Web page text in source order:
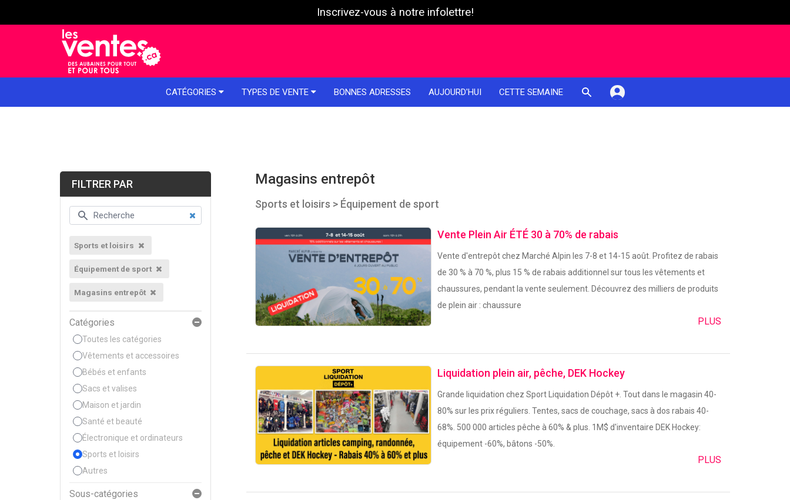
Inscrivez-vous à notre infolettre!
CATÉGORIES TYPES DE VENTE BONNES ADRESSES AUJOURD'HUI CETTE SEMAINE
FILTRER PAR
Sports et loisirs
Équipement de sport
Magasins entrepôt
Catégories
Toutes les catégories
Vêtements et accessoires
Bébés et enfants
Sacs et valises
Maison et jardin
Santé et beauté
Électronique et ordinateurs
Sports et loisirs
Autres
Sous-catégories
Magasins entrepôt
Sports et loisirs > Équipement de sport
Vente Plein Air ÉTÉ 30 à 70% de rabais
Vente d'entrepôt chez Marché Alpin les 7-8 et 14-15 août. Profitez de rabais
de 30 % à 70 %, plus 15 % de rabais additionnel sur tous les vêtements et
chaussures, pendant la vente seulement. Découvrez des milliers de produits
de plein air : chaussure
PLUS
Liquidation plein air, pêche, DEK Hockey
Grande liquidation chez Sport Liquidation Dépôt +. Tout dans le magasin 40-
80% sur les prix réguliers. Tentes, sacs de couchage, sacs à dos rabais 40-
68%. 500 000 articles pêche à 60% & plus. 1M$ d'inventaire DEK Hockey:
équipement -60%, bâtons -50%.
PLUS